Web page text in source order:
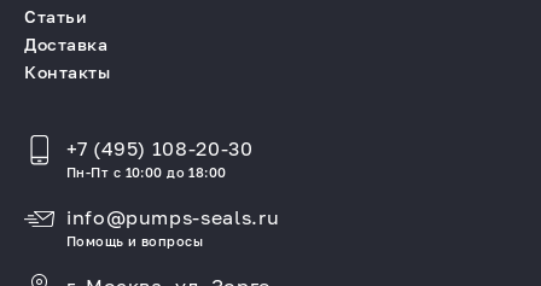
Статьи
Доставка
Контакты
+7 (495) 108-20-30
Пн-Пт с 10:00 до 18:00
info@pumps-seals.ru
Помощь и вопросы